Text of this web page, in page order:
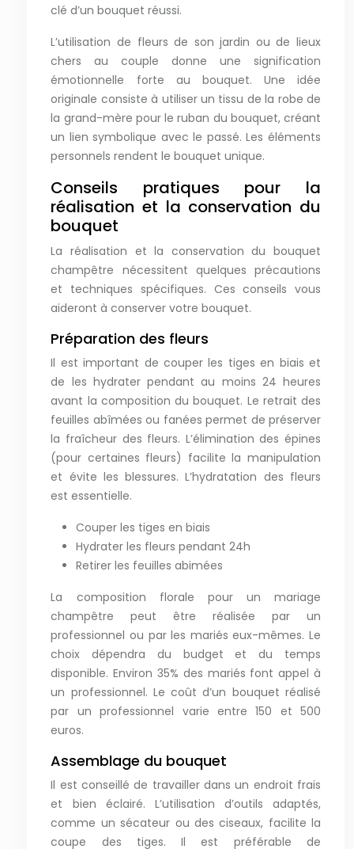
clé d’un bouquet réussi.
L’utilisation de fleurs de son jardin ou de lieux
chers au couple donne une signification
émotionnelle forte au bouquet. Une idée
originale consiste à utiliser un tissu de la robe de
la grand-mère pour le ruban du bouquet, créant
un lien symbolique avec le passé. Les éléments
personnels rendent le bouquet unique.
Conseils pratiques pour la
réalisation et la conservation du
bouquet
La réalisation et la conservation du bouquet
champêtre nécessitent quelques précautions
et techniques spécifiques. Ces conseils vous
aideront à conserver votre bouquet.
Préparation des fleurs
Il est important de couper les tiges en biais et
de les hydrater pendant au moins 24 heures
avant la composition du bouquet. Le retrait des
feuilles abîmées ou fanées permet de préserver
la fraîcheur des fleurs. L’élimination des épines
(pour certaines fleurs) facilite la manipulation
et évite les blessures. L’hydratation des fleurs
est essentielle.
Couper les tiges en biais
Hydrater les fleurs pendant 24h
Retirer les feuilles abimées
La composition florale pour un mariage
champêtre peut être réalisée par un
professionnel ou par les mariés eux-mêmes. Le
choix dépendra du budget et du temps
disponible. Environ 35% des mariés font appel à
un professionnel. Le coût d’un bouquet réalisé
par un professionnel varie entre 150 et 500
euros.
Assemblage du bouquet
Il est conseillé de travailler dans un endroit frais
et bien éclairé. L’utilisation d’outils adaptés,
comme un sécateur ou des ciseaux, facilite la
coupe des tiges. Il est préférable de